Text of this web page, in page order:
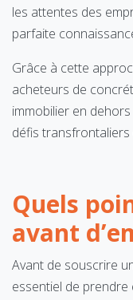
les attentes des
parfaite
Grâce à cette
acheteurs de
immobilier en
défis
Quels
avant
Avant de souscrire
essentiel de prendre